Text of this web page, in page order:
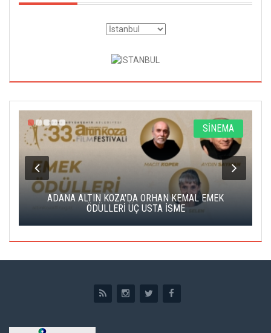
SİNEMA
ADANA ALTIN KOZA'DA ORHAN KEMAL EMEK
ÖDÜLLERİ ÜÇ USTA İSME